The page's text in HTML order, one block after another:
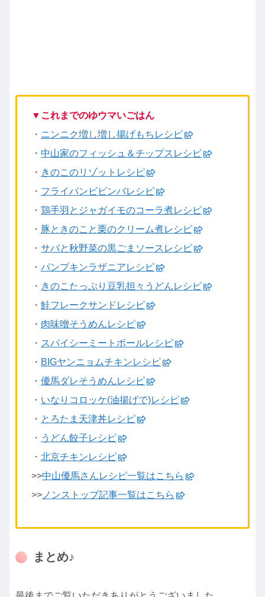
▼これまでのゆウマいごはん
・ ニンニク増し増し揚げもちレシピ
・ 中山家のフィッシュ＆チップスレシピ
・ きのこのリゾットレシピ
・ フライパンビビンバレシピ
・ 鶏手羽とジャガイモのコーラ煮レシピ
・ 豚ときのこと栗のクリーム煮レシピ
・ サバと秋野菜の黒ごまソースレシピ
・ パンプキンラザニアレシピ
・ きのこたっぷり豆乳担々うどんレシピ
・ 鮭フレークサンドレシピ
・ 肉味噌そうめんレシピ
・ スパイシーミートボールレシピ
・ BIGヤンニョムチキンレシピ
・ 優馬ダレそうめんレシピ
・ いなりコロッケ(油揚げで)レシピ
・ とろたま天津丼レシピ
・ うどん餃子レシピ
・ 北京チキンレシピ
>>中山優馬さんレシピ一覧はこちら
>> ノンストップ記事一覧はこちら
まとめ♪